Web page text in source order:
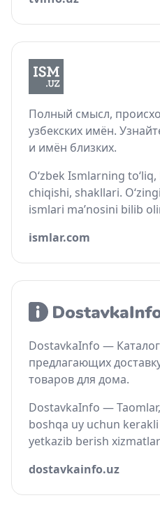
Полный смысл,
узбекских имён.
и имён близких.
O‘zbek Ismlarning
chiqishi, shakllari.
ismlari ma’nosini bilib
ismlar.com
DostavkaInfo —
предлагающих
товаров для дома.
DostavkaInfo —
boshqa uy uchun
yetkazib berish
dostavkainfo.uz